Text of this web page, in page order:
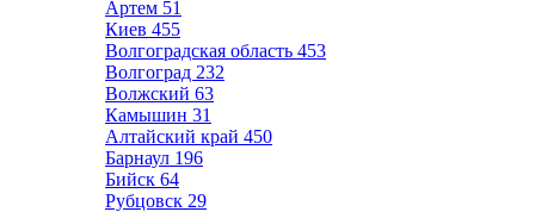
Артем 51
Киев 455
Волгоградская область 453
Волгоград 232
Волжский 63
Камышин 31
Алтайский край 450
Барнаул 196
Бийск 64
Рубцовск 29